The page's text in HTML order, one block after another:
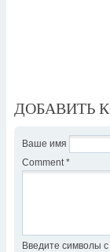
ДОБАВИТЬ
Ваше имя
Comment *
Введите символы с